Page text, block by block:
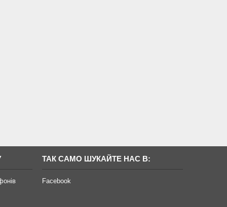
ТАК САМО ШУКАЙТЕ НАС В:
Facebook